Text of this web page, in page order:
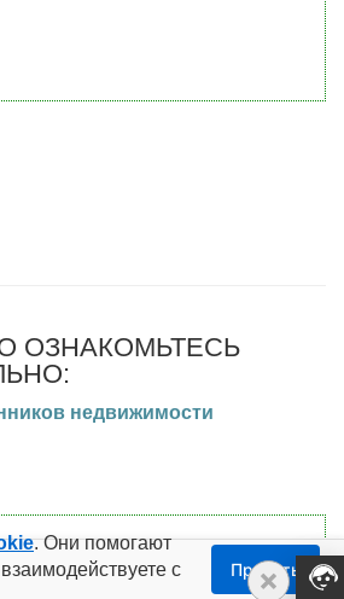
ОЗНАКОМЬТЕСЬ
недвижимости
интересно:Приватные поля
. Они помогают
с
Принять